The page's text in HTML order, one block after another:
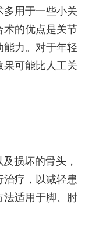
多用于一些小关
术的优点是关节
能力。对于年轻
果可能比人工关
损坏的骨头，
治疗，以减轻患
法适用于脚、肘